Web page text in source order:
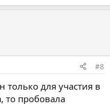
#8
для участия в
то пробовала